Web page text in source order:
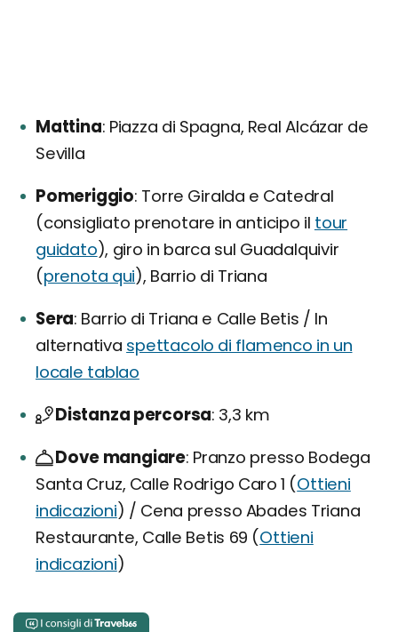
Mattina Piazza di Spagna, Real Alcázar de
Sevilla
Pomeriggio Torre Giralda e Catedral
(consigliato prenotare in anticipo il tour
guidato), giro in barca sul Guadalquivir
(prenota qui), Barrio di Triana
Sera Barrio di Triana e Calle Betis / In
alternativa spettacolo di flamenco in un
locale tablao
Distanza percorsa 3,3 km
Dove mangiare Pranzo presso Bodega
Santa Cruz, Calle Rodrigo Caro 1 (Ottieni
indicazioni) / Cena presso Abades Triana
Restaurante, Calle Betis 69 (Ottieni
indicazioni)